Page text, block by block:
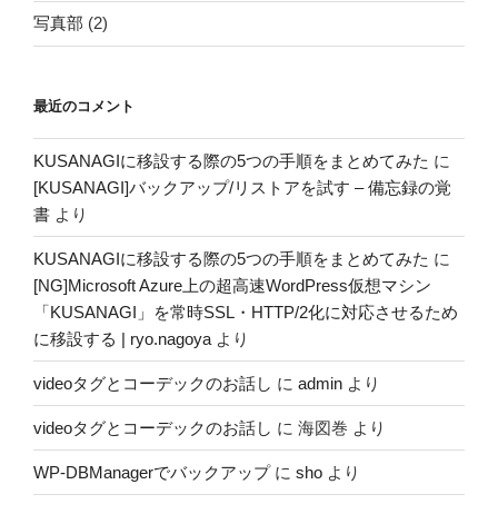
写真部 (2)
最近のコメント
KUSANAGIに移設する際の5つの手順をまとめてみた に
[KUSANAGI]バックアップ/リストアを試す – 備忘録の覚
書 より
KUSANAGIに移設する際の5つの手順をまとめてみた に
[NG]Microsoft Azure上の超高速WordPress仮想マシン
「KUSANAGI」を常時SSL・HTTP/2化に対応させるため
に移設する | ryo.nagoya より
videoタグとコーデックのお話し に admin より
videoタグとコーデックのお話し に 海図巻 より
WP-DBManagerでバックアップに sho より